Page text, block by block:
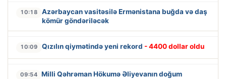
10:18
Azərbaycan vasitəsilə Ermənistana buğda və daş
kömür göndəriləcək
10:09 Qızılın qiymətində yeni rekord - 4400 dollar oldu
09:54 Milli Qəhrəman Hökumə Əliyevanın doğum